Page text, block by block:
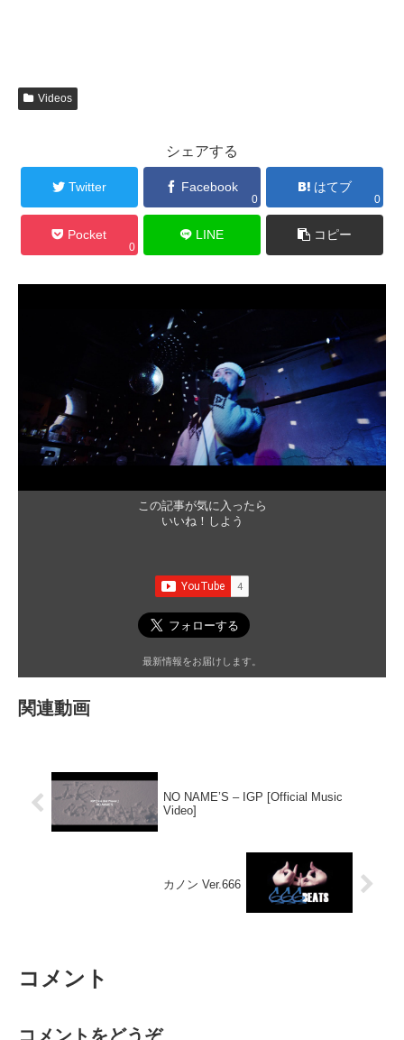
Videos
シェアする
Twitter Facebook
0
はてブ
0
Pocket
0
LINE コピー
この記事が気に入ったら
いいね！しよう
最新情報をお届けします。
関連動画
NO NAME’S – IGP [Official Music
Video]
カノン Ver.666
コメント
コメントをどうぞ